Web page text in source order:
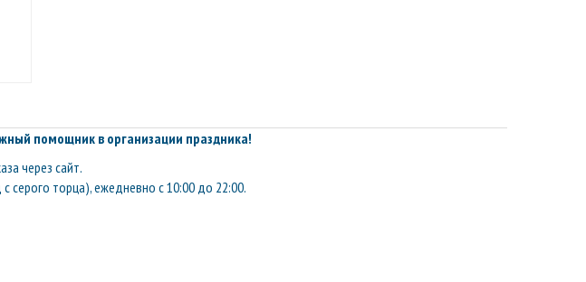
помощник в организации праздника!
через сайт.
серого торца), ежедневно с 10:00 до 22:00.